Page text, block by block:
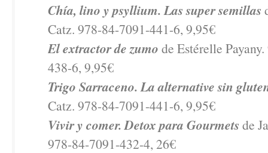
Chía, lino y psyllium. Las super semillas
Catz. 978-84-7091-441-6, 9,95€
El extractor de zumo de Estérelle
438-6, 9,95€
Trigo Sarraceno. La alternative sin
Catz. 978-84-7091-441-6, 9,95€
Vivir y comer. Detox para Gourmets de
978-84-7091-432-4, 26€